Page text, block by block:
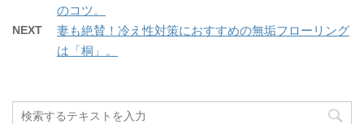
のコツ。
NEXT
妻も絶賛！冷え性対策におすすめの無垢フローリング
は「桐」。